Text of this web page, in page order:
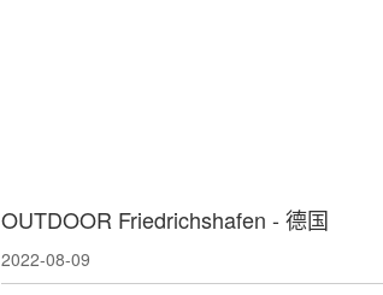
OUTDOOR Friedrichshafen - 德国
2022-08-09